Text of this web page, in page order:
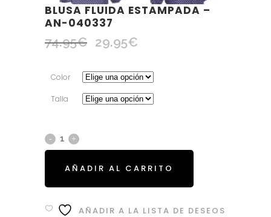
BLUSA FLUIDA ESTAMPADA –
AN-040337
74.95€
El
original
74.95€.
29.95€
actual
29.95€.
Color
Talla
AÑADIR AL CARRITO
AÑADIR A LA LISTA DE DESEOS